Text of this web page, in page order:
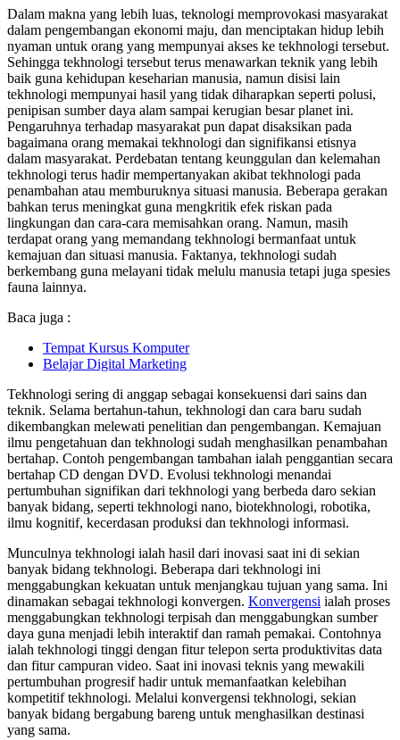
Dalam makna yang lebih luas, teknologi memprovokasi masyarakat
dalam pengembangan ekonomi maju, dan menciptakan hidup lebih
nyaman untuk orang yang mempunyai akses ke tekhnologi tersebut.
Sehingga tekhnologi tersebut terus menawarkan teknik yang lebih
baik guna kehidupan keseharian manusia, namun disisi lain
tekhnologi mempunyai hasil yang tidak diharapkan seperti polusi,
penipisan sumber daya alam sampai kerugian besar planet ini.
Pengaruhnya terhadap masyarakat pun dapat disaksikan pada
bagaimana orang memakai tekhnologi dan signifikansi etisnya
dalam masyarakat. Perdebatan tentang keunggulan dan kelemahan
tekhnologi terus hadir mempertanyakan akibat tekhnologi pada
penambahan atau memburuknya situasi manusia. Beberapa gerakan
bahkan terus meningkat guna mengkritik efek riskan pada
lingkungan dan cara-cara memisahkan orang. Namun, masih
terdapat orang yang memandang tekhnologi bermanfaat untuk
kemajuan dan situasi manusia. Faktanya, tekhnologi sudah
berkembang guna melayani tidak melulu manusia tetapi juga spesies
fauna lainnya.
Baca juga :
Tempat Kursus Komputer
Belajar Digital Marketing
Tekhnologi sering di anggap sebagai konsekuensi dari sains dan
teknik. Selama bertahun-tahun, tekhnologi dan cara baru sudah
dikembangkan melewati penelitian dan pengembangan. Kemajuan
ilmu pengetahuan dan tekhnologi sudah menghasilkan penambahan
bertahap. Contoh pengembangan tambahan ialah penggantian secara
bertahap CD dengan DVD. Evolusi tekhnologi menandai
pertumbuhan signifikan dari tekhnologi yang berbeda daro sekian
banyak bidang, seperti tekhnologi nano, biotekhnologi, robotika,
ilmu kognitif, kecerdasan produksi dan tekhnologi informasi.
Munculnya tekhnologi ialah hasil dari inovasi saat ini di sekian
banyak bidang tekhnologi. Beberapa dari tekhnologi ini
menggabungkan kekuatan untuk menjangkau tujuan yang sama. Ini
dinamakan sebagai tekhnologi konvergen. Konvergensi ialah proses
menggabungkan tekhnologi terpisah dan menggabungkan sumber
daya guna menjadi lebih interaktif dan ramah pemakai. Contohnya
ialah tekhnologi tinggi dengan fitur telepon serta produktivitas data
dan fitur campuran video. Saat ini inovasi teknis yang mewakili
pertumbuhan progresif hadir untuk memanfaatkan kelebihan
kompetitif tekhnologi. Melalui konvergensi tekhnologi, sekian
banyak bidang bergabung bareng untuk menghasilkan destinasi
yang sama.